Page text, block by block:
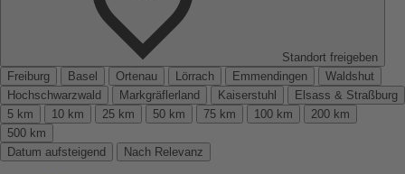
Standort freigeben
Freiburg
Basel Ortenau Lörrach Emmendingen
Waldshut
Hochschwarzwald
Markgräflerland Kaiserstuhl
Elsass & Straßburg
5 km
10 km 25 km 50 km 75 km 100 km
200 km
500 km
Datum aufsteigend
Nach Relevanz